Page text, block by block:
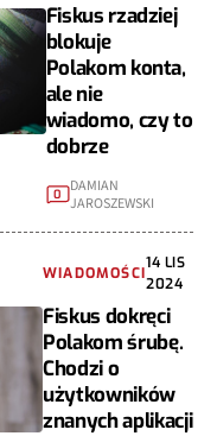
Fiskus rzadziej
blokuje
Polakom konta,
ale nie
wiadomo, czy to
dobrze
0 DAMIAN
JAROSZEWSKI
WIADOMOŚCI
14 LIS
2024
Fiskus dokręci
Polakom śrubę.
Chodzi o
użytkowników
znanych aplikacji